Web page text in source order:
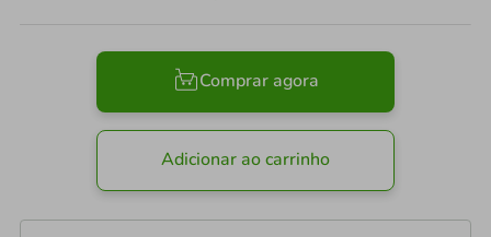
Comprar agora
Adicionar ao carrinho